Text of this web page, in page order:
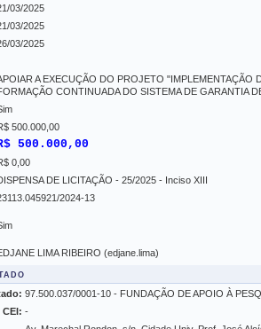
03/2025
03/2025
03/2025
A EXECUÇÃO DO PROJETO "IMPLEMENTAÇÃO
CONTINUADA DO SISTEMA DE GARANTIA
500.000,00
500.000,00
0,00
DE LICITAÇÃO - 25/2025 - Inciso XIII
2024-13
LIMA RIBEIRO (edjane.lima)
97.500.037/0001-10 - FUNDAÇÃO DE APOIO À
-